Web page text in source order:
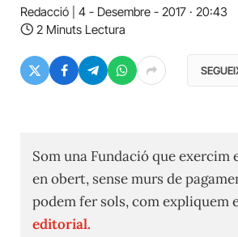
Redacció
4 - Desembre - 2017 · 20:43
2 Minuts Lectura
Som una Fundació que exercim
en obert, sense murs de
podem fer sols, com expliquem
editorial.